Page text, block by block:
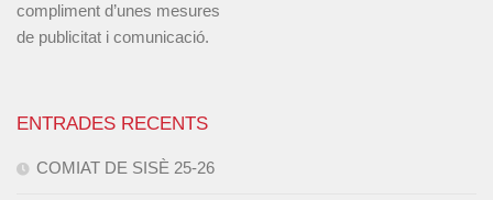
compliment d’unes mesures
de publicitat i comunicació.
ENTRADES RECENTS
COMIAT DE SISÈ 25-26